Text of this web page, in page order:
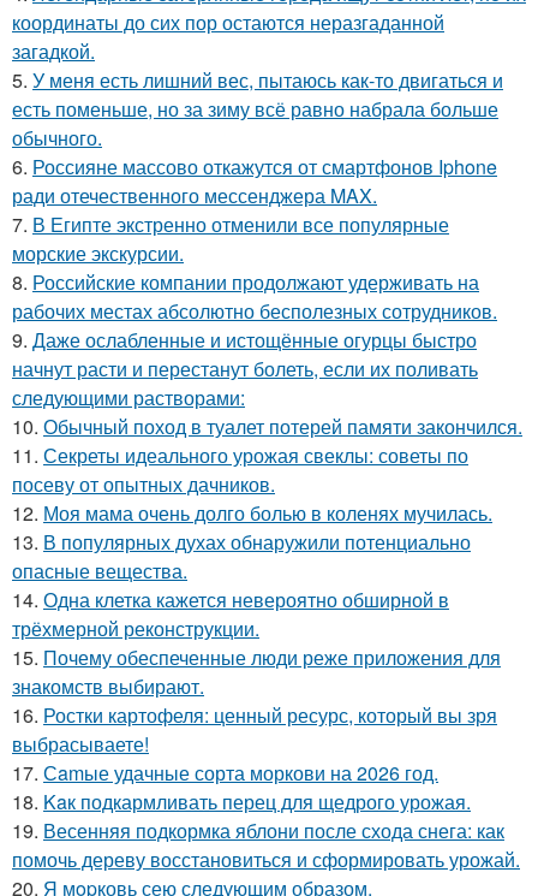
координаты до сих пор остаются неразгаданной
загадкой.
5. У меня есть лишний вес, пытаюсь как-то двигаться и
есть поменьше, но за зиму всё равно набрала больше
обычного.
6. Россияне массово откажутся от смартфонов Iphone
ради отечественного мессенджера MAX.
7. В Египте экстренно отменили все популярные
морские экскурсии.
8. Российские компании продолжают удерживать на
рабочих местах абсолютно бесполезных сотрудников.
9. Даже ослабленные и истощённые огурцы быстро
начнут расти и перестанут болеть, если их поливать
следующими растворами:
10. Обычный поход в туалет потерей памяти закончился.
11. Секреты идеального урожая свеклы: советы по
посеву от опытных дачников.
12. Моя мама очень долго болью в коленях мучилась.
13. В популярных духах обнаружили потенциально
опасные вещества.
14. Одна клетка кажется невероятно обширной в
трёхмерной реконструкции.
15. Почему обеспеченные люди реже приложения для
знакомств выбирают.
16. Ростки картофеля: ценный ресурс, который вы зря
выбрасываете!
17. Сamые удачные сорта моркови на 2026 год.
18. Kaк подкармливать перец для щедрого урожая.
19. Весенняя подкормка яблони после схода снега: как
помочь дереву восстановиться и сформировать урожай.
20. Я мopковь сею следующим образом.